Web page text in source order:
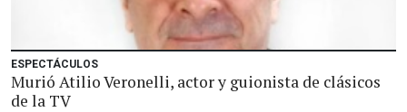
ESPECTÁCULOS
Murió Atilio Veronelli, actor y guionista de clásicos
de la TV